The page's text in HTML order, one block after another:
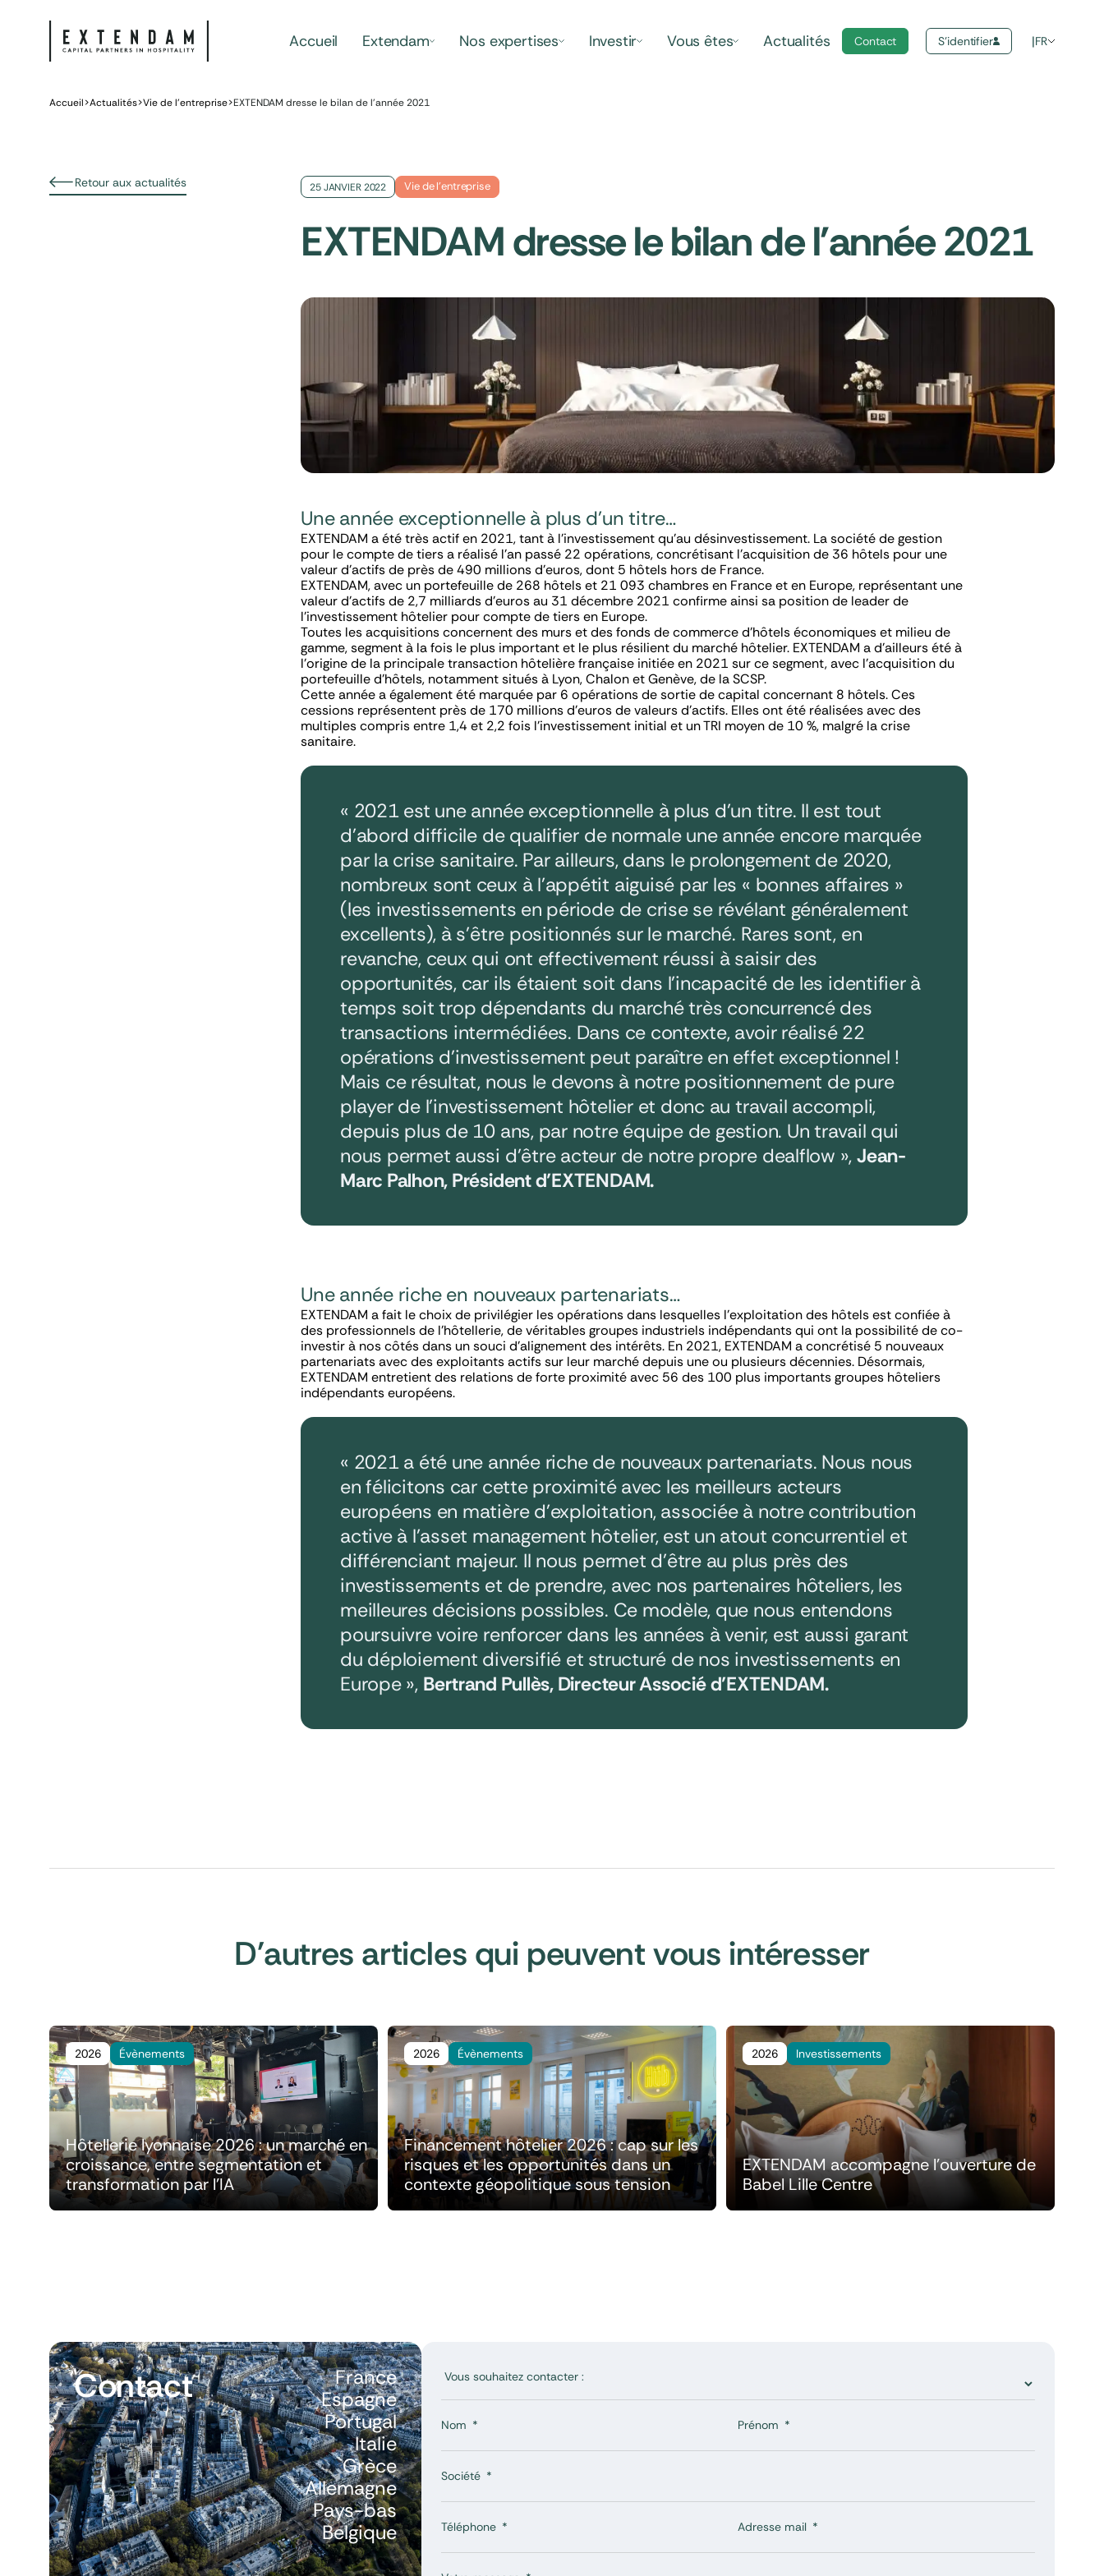
Accueil Extendam Nos expertises Investir Vous êtes Actualités Contact S'identifier FR
Accueil>Actualités>Vie de l’entreprise>EXTENDAM dresse le bilan de l’année 2021
Retour aux actualités 25 JANVIER 2022 Vie de l’entreprise
EXTENDAM dresse le bilan de l'année 2021
Une année exceptionnelle à plus d’un titre…
EXTENDAM a été très actif en 2021, tant à l’investissement qu’au désinvestissement. La société de gestion
pour le compte de tiers a réalisé l’an passé 22 opérations, concrétisant l’acquisition de 36 hôtels pour une
valeur d’actifs de près de 490 millions d’euros, dont 5 hôtels hors de France.
EXTENDAM, avec un portefeuille de 268 hôtels et 21 093 chambres en France et en Europe, représentant une
valeur d’actifs de 2,7 milliards d’euros au 31 décembre 2021 confirme ainsi sa position de leader de
l’investissement hôtelier pour compte de tiers en Europe.
Toutes les acquisitions concernent des murs et des fonds de commerce d’hôtels économiques et milieu de
gamme, segment à la fois le plus important et le plus résilient du marché hôtelier. EXTENDAM a d’ailleurs été à
l’origine de la principale transaction hôtelière française initiée en 2021 sur ce segment, avec l’acquisition du
portefeuille d’hôtels, notamment situés à Lyon, Chalon et Genève, de la SCSP.
Cette année a également été marquée par 6 opérations de sortie de capital concernant 8 hôtels. Ces
cessions représentent près de 170 millions d’euros de valeurs d’actifs. Elles ont été réalisées avec des
multiples compris entre 1,4 et 2,2 fois l’investissement initial et un TRI moyen de 10 %, malgré la crise
sanitaire.
« 2021 est une année exceptionnelle à plus d’un titre. Il est tout
d’abord difficile de qualifier de normale une année encore marquée
par la crise sanitaire. Par ailleurs, dans le prolongement de 2020,
nombreux sont ceux à l’appétit aiguisé par les « bonnes affaires »
(les investissements en période de crise se révélant généralement
excellents), à s’être positionnés sur le marché. Rares sont, en
revanche, ceux qui ont effectivement réussi à saisir des
opportunités, car ils étaient soit dans l’incapacité de les identifier à
temps soit trop dépendants du marché très concurrencé des
transactions intermédiées. Dans ce contexte, avoir réalisé 22
opérations d’investissement peut paraître en effet exceptionnel !
Mais ce résultat, nous le devons à notre positionnement de pure
player de l’investissement hôtelier et donc au travail accompli,
depuis plus de 10 ans, par notre équipe de gestion. Un travail qui
nous permet aussi d’être acteur de notre propre dealflow », Jean-
Marc Palhon, Président d’EXTENDAM.
Une année riche en nouveaux partenariats…
EXTENDAM a fait le choix de privilégier les opérations dans lesquelles l’exploitation des hôtels est confiée à
des professionnels de l’hôtellerie, de véritables groupes industriels indépendants qui ont la possibilité de co-
investir à nos côtés dans un souci d’alignement des intérêts. En 2021, EXTENDAM a concrétisé 5 nouveaux
partenariats avec des exploitants actifs sur leur marché depuis une ou plusieurs décennies. Désormais,
EXTENDAM entretient des relations de forte proximité avec 56 des 100 plus importants groupes hôteliers
indépendants européens.
« 2021 a été une année riche de nouveaux partenariats. Nous nous
en félicitons car cette proximité avec les meilleurs acteurs
européens en matière d’exploitation, associée à notre contribution
active à l’asset management hôtelier, est un atout concurrentiel et
différenciant majeur. Il nous permet d’être au plus près des
investissements et de prendre, avec nos partenaires hôteliers, les
meilleures décisions possibles. Ce modèle, que nous entendons
poursuivre voire renforcer dans les années à venir, est aussi garant
du déploiement diversifié et structuré de nos investissements en
Europe », Bertrand Pullès, Directeur Associé d’EXTENDAM.
D'autres articles qui peuvent vous intéresser
2026 Évènements
Hôtellerie lyonnaise 2026 : un marché en
croissance, entre segmentation et
transformation par l'IA
2026 Évènements
Financement hôtelier 2026 : cap sur les
risques et les opportunités dans un
contexte géopolitique sous tension
2026 Investissements
EXTENDAM accompagne l'ouverture de
Babel Lille Centre
Contact
France
Espagne
Portugal
Italie
Grèce
Allemagne
Pays-bas
Belgique
Nom Prénom
Société
Téléphone Adresse mail